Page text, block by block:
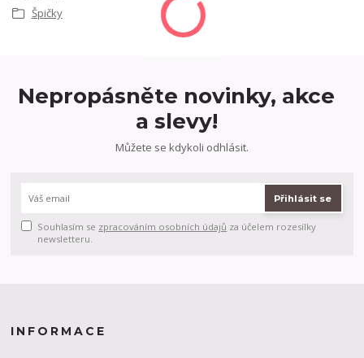
Špičky
Nepropásněte novinky, akce
a slevy!
Můžete se kdykoli odhlásit.
Přihlásit se
Souhlasím se zpracováním osobních údajů za účelem rozesílky
newsletteru.
INFORMACE